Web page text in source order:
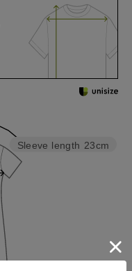
Sleeve length 23cm